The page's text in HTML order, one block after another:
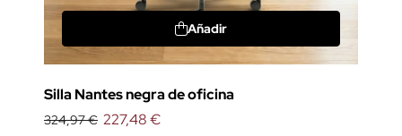
Añadir
Silla Nantes negra de oficina
324,97 € 227,48 €